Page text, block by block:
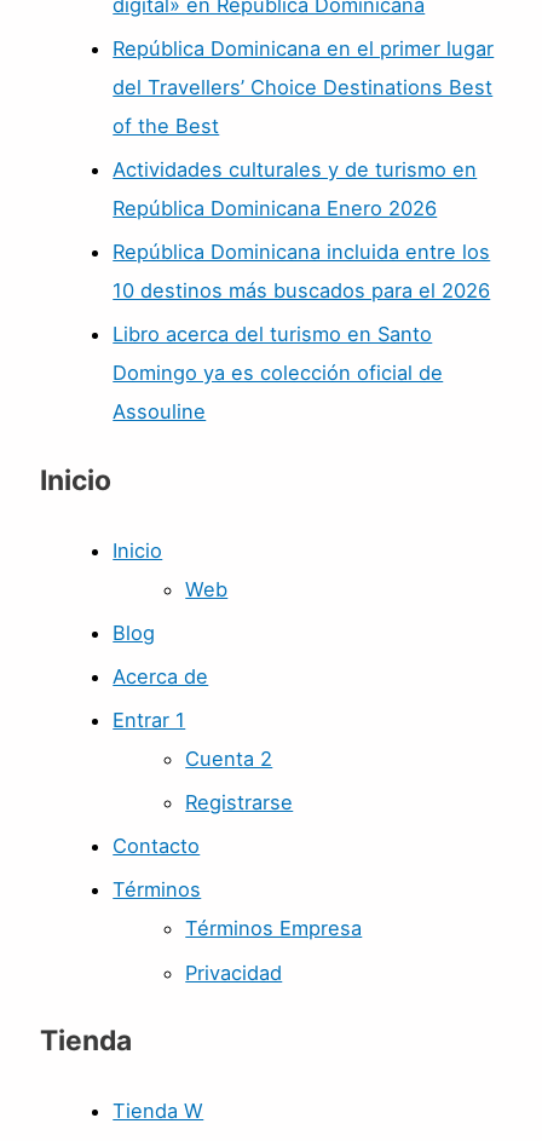
República Dominicana en el primer lugar
del Travellers’ Choice Destinations Best
of the Best
Actividades culturales y de turismo en
República Dominicana Enero 2026
República Dominicana incluida entre los
10 destinos más buscados para el 2026
Libro acerca del turismo en Santo
Domingo ya es colección oficial de
Assouline
Inicio
Inicio
Web
Blog
Acerca de
Entrar 1
Cuenta 2
Registrarse
Contacto
Términos
Términos Empresa
Privacidad
Tienda
Tienda W